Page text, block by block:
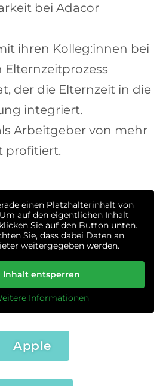
bei Adacor
ihren Kolleg:innen bei
Elternzeitprozess
der die Elternzeit in die
integriert.
Arbeitgeber von mehr
profitiert.
einen Platzhalterinhalt von
auf den eigentlichen Inhalt
Sie auf den Button unten.
Sie, dass dabei Daten an
weitergegeben werden.
Inhalt entsperren
Informationen
Apple